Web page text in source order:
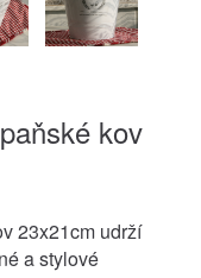
kov
23x21cm udrží
a stylové